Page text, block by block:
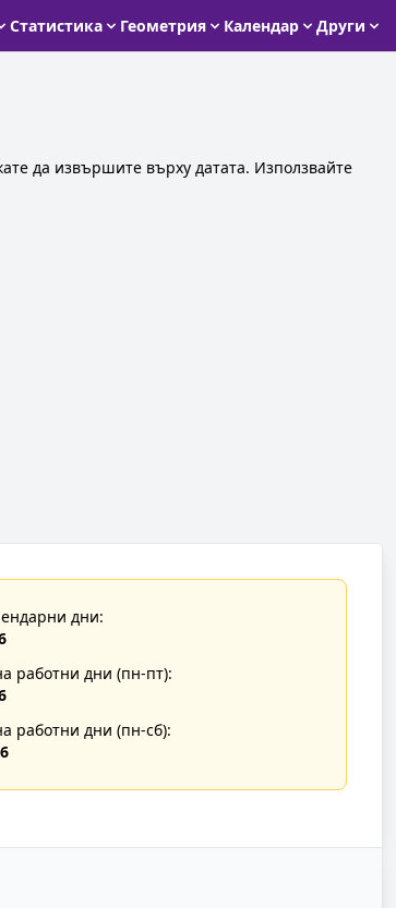
Статистика Геометрия Календар Други
да извършите върху датата. Използвайте
дни:
работни дни (пн-пт):
работни дни (пн-сб):